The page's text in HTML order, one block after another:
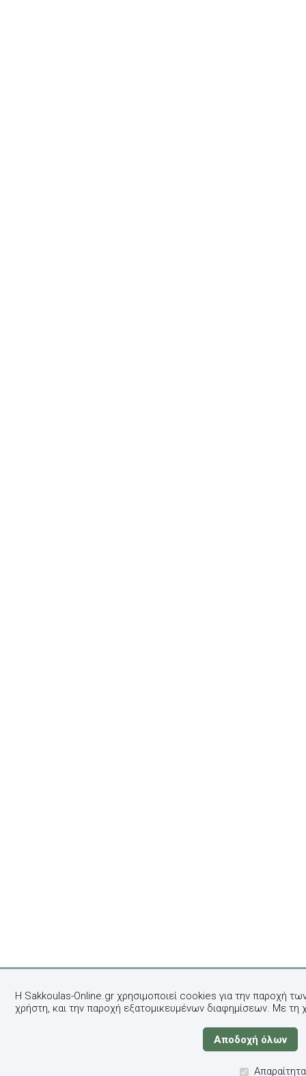
Η Sakkoulas-Online.gr χρησιμοποιεί cookies για την παροχή
χρήστη, και την παροχή εξατομικευμένων διαφημίσεων. Με